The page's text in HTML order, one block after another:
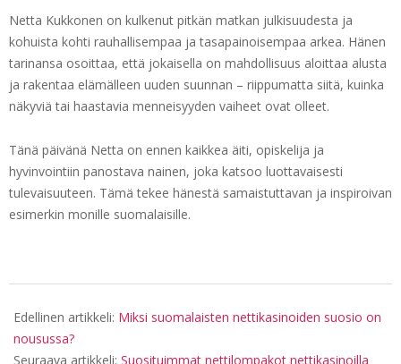
Netta Kukkonen on kulkenut pitkän matkan julkisuudesta ja
kohuista kohti rauhallisempaa ja tasapainoisempaa arkea. Hänen
tarinansa osoittaa, että jokaisella on mahdollisuus aloittaa alusta
ja rakentaa elämälleen uuden suunnan – riippumatta siitä, kuinka
näkyviä tai haastavia menneisyyden vaiheet ovat olleet.
Tänä päivänä Netta on ennen kaikkea äiti, opiskelija ja
hyvinvointiin panostava nainen, joka katsoo luottavaisesti
tulevaisuuteen. Tämä tekee hänestä samaistuttavan ja inspiroivan
esimerkin monille suomalaisille.
08-
15
Edellinen artikkeli: Miksi suomalaisten nettikasinoiden suosio on
nousussa?
Seuraava artikkeli: Suosituimmat nettilompakot nettikasinoilla